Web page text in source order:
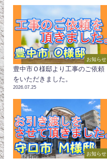
お知らせ
豊中市Ｏ様邸より工事のご依頼
をいただきました。
2026.07.25
お知らせ